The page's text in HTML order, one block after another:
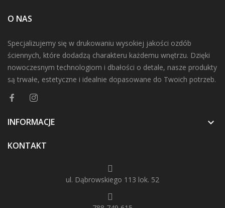
O NAS
Specjalizujemy się w drukowaniu wysokiej jakości ozdób
ściennych, które dodadzą charakteru każdemu wnętrzu. Dzięki
nowoczesnym technologiom i dbałości o detale, nasze produkty
są trwałe, estetyczne i idealnie dopasowane do Twoich potrzeb.
INFORMACJE 
KONTAKT
ul. Dąbrowskiego 113 lok. 52